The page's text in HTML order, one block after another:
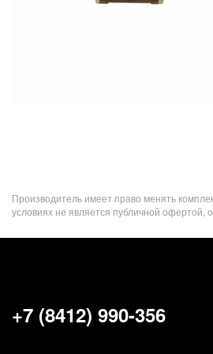
Производитель имеет право менять
условиях не является публичной офертой,
+7 (8412) 990-356